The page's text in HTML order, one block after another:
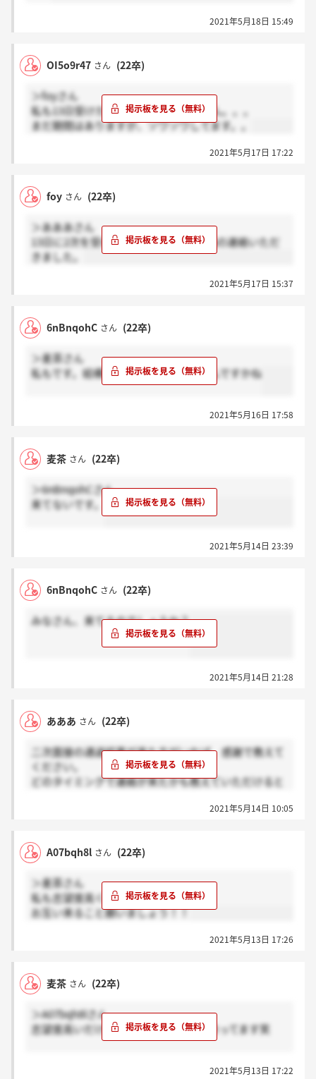
2021年5月18日 15:49
OI5o9r47 さん (22卒)
＞foyさん
私も13日受けたのですが、連絡きません。。。
まだ期間はありますが、ソワソワしてます。。
2021年5月17日 17:22
foy さん (22卒)
＞あああさん
13日に2次を受けたものです。先程通過の連絡いただ
きました。
2021年5月17日 15:37
6nBnqohC さん (22卒)
＞麦茶さん
私もです。結構、来る方いらっしゃるんですかね
2021年5月16日 17:58
麦茶 さん (22卒)
＞6nBnqohCさん
来てないです。
2021年5月14日 23:39
6nBnqohC さん (22卒)
みなさん、来てるのでしょうか？
2021年5月14日 21:28
あああ さん (22卒)
二次面接の通過結果が来た方がいれば、感謝で教えて
ください。
どのタイミングで連絡が来たかも教えていただけると
2021年5月14日 10:05
A07bqh8l さん (22卒)
＞麦茶さん
私も志望度高くて、、
お互い来ること願いましょう！！
2021年5月13日 17:26
麦茶 さん (22卒)
＞A07bqh8lさん
志望度高いだけあって、気になってしまってます笑
2021年5月13日 17:22